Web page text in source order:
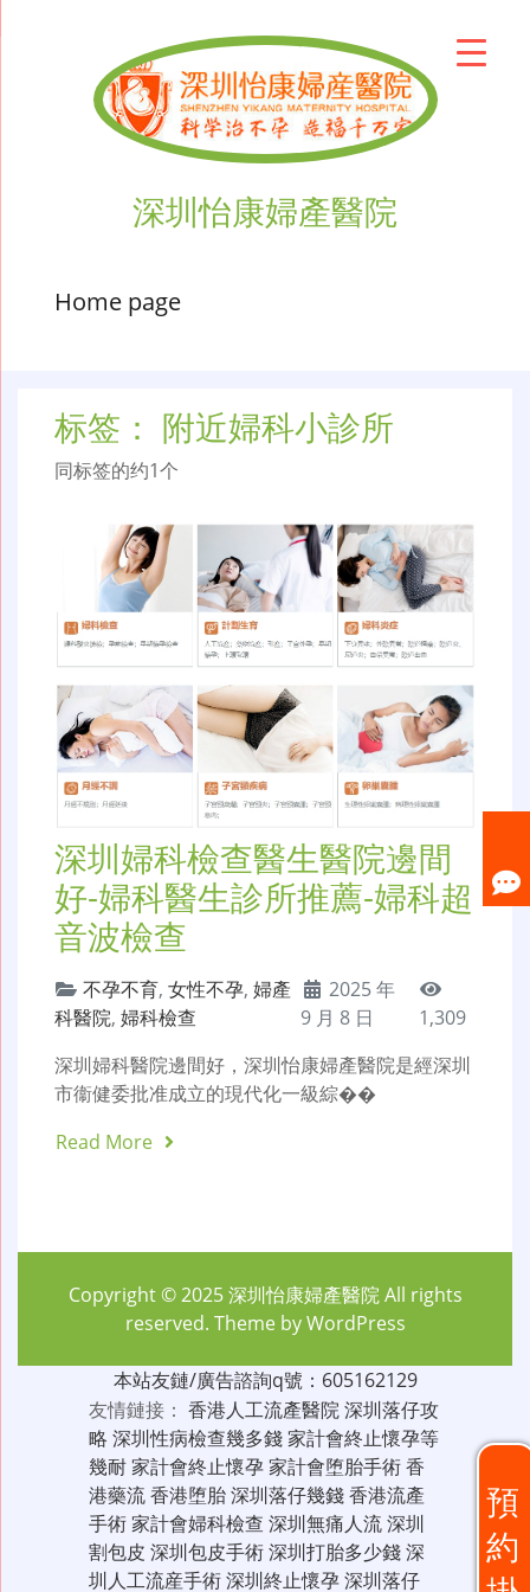
深圳怡康婦產醫院
Home page
标签： 附近婦科小診所
同标签的约1个
深圳婦科檢查醫生醫院邊間
好-婦科醫生診所推薦-婦科超
音波檢查
不孕不育, 女性不孕, 婦產
科醫院, 婦科檢查
2025 年
9 月 8 日
1,309
深圳婦科醫院邊間好，深圳怡康婦產醫院是經深圳
市衞健委批准成立的現代化一級綜��
Read More
預
約
Copyright © 2025深圳怡康婦產醫院All rights
reserved. Theme byWordPress
本站友鏈/廣告諮詢q號：605162129
友情鏈接： 香港人工流產醫院深圳落仔攻
略 深圳性病檢查幾多錢家計會終止懷孕等
幾耐家計會終止懷孕家計會堕胎手術香
港藥流香港堕胎深圳落仔幾錢香港流產
手術家計會婦科檢查 深圳無痛人流深圳
割包皮 深圳包皮手術深圳打胎多少錢深
圳人工流産手術深圳終止懷孕深圳落仔